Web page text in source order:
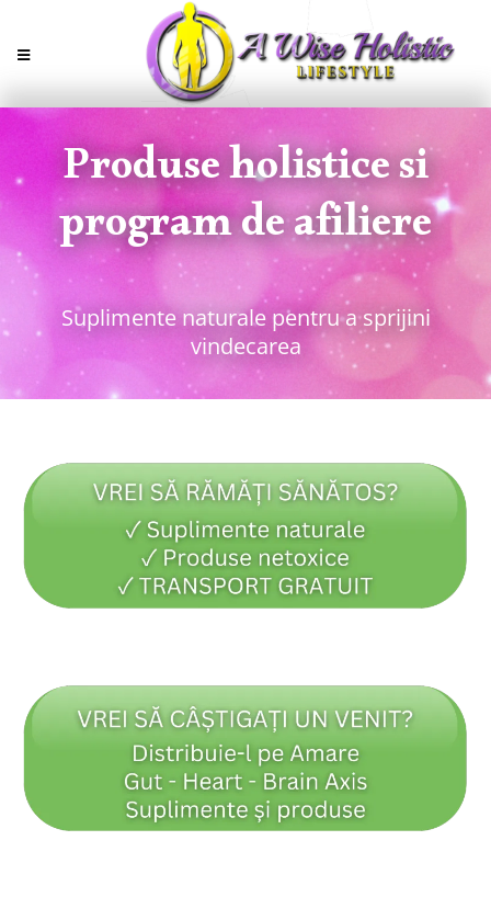
Produse holistice si
program de afiliere
Suplimente naturale pentru a sprijini
vindecarea